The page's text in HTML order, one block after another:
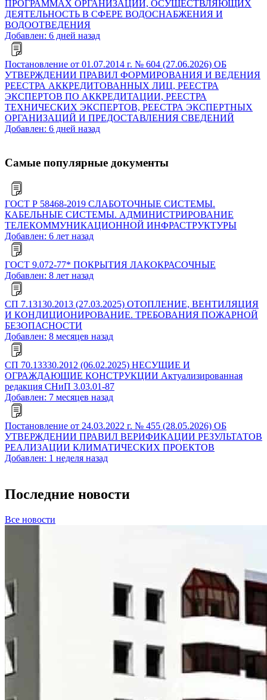
ПРОГРАММАХ ОРГАНИЗАЦИЙ, ОСУЩЕСТВЛЯЮЩИХ
ДЕЯТЕЛЬНОСТЬ В СФЕРЕ ВОДОСНАБЖЕНИЯ И
ВОДООТВЕДЕНИЯ
Добавлен: 6 дней назад
Постановление от 01.07.2014 г. № 604 (27.06.2026) ОБ
УТВЕРЖДЕНИИ ПРАВИЛ ФОРМИРОВАНИЯ И ВЕДЕНИЯ
РЕЕСТРА АККРЕДИТОВАННЫХ ЛИЦ, РЕЕСТРА
ЭКСПЕРТОВ ПО АККРЕДИТАЦИИ, РЕЕСТРА
ТЕХНИЧЕСКИХ ЭКСПЕРТОВ, РЕЕСТРА ЭКСПЕРТНЫХ
ОРГАНИЗАЦИЙ И ПРЕДОСТАВЛЕНИЯ СВЕДЕНИЙ
Добавлен: 6 дней назад
Самые популярные документы
ГОСТ Р 58468-2019 СЛАБОТОЧНЫЕ СИСТЕМЫ.
КАБЕЛЬНЫЕ СИСТЕМЫ. АДМИНИСТРИРОВАНИЕ
ТЕЛЕКОММУНИКАЦИОННОЙ ИНФРАСТРУКТУРЫ
Добавлен: 6 лет назад
ГОСТ 9.072-77* ПОКРЫТИЯ ЛАКОКРАСОЧНЫЕ
Добавлен: 8 лет назад
СП 7.13130.2013 (27.03.2025) ОТОПЛЕНИЕ, ВЕНТИЛЯЦИЯ
И КОНДИЦИОНИРОВАНИЕ. ТРЕБОВАНИЯ ПОЖАРНОЙ
БЕЗОПАСНОСТИ
Добавлен: 8 месяцев назад
СП 70.13330.2012 (06.02.2025) НЕСУЩИЕ И
ОГРАЖДАЮЩИЕ КОНСТРУКЦИИ Актуализированная
редакция СНиП 3.03.01-87
Добавлен: 7 месяцев назад
Постановление от 24.03.2022 г. № 455 (28.05.2026) ОБ
УТВЕРЖДЕНИИ ПРАВИЛ ВЕРИФИКАЦИИ РЕЗУЛЬТАТОВ
РЕАЛИЗАЦИИ КЛИМАТИЧЕСКИХ ПРОЕКТОВ
Добавлен: 1 неделя назад
Последние новости
Все новости